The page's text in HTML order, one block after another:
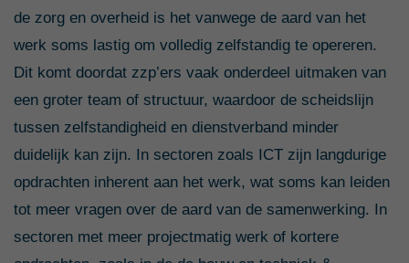
de zorg en overheid is het vanwege de aard van het
werk soms lastig om volledig zelfstandig te opereren.
Dit komt doordat zzp’ers vaak onderdeel uitmaken van
een groter team of structuur, waardoor de scheidslijn
tussen zelfstandigheid en dienstverband minder
duidelijk kan zijn. In sectoren zoals ICT zijn langdurige
opdrachten inherent aan het werk, wat soms kan leiden
tot meer vragen over de aard van de samenwerking. In
sectoren met meer projectmatig werk of kortere